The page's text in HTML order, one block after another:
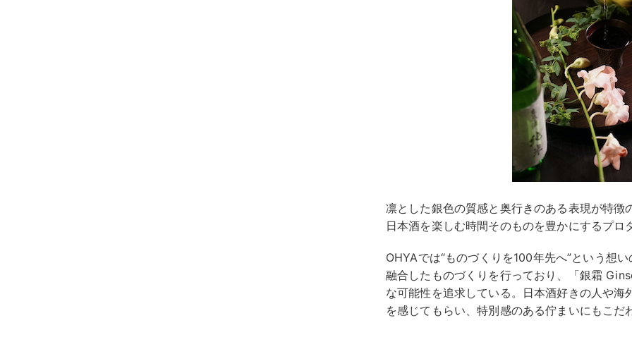
凛とした銀色の質感と奥行きのある表現が特
日本酒を楽しむ時間そのものを豊かにするプ
OHYAでは“ものづくりを100年先へ”という想
融合したものづくりを行っており、「銀霜
な可能性を追求している。日本酒好きの人や
を感じてもらい、特別感のある佇まいにもこだ